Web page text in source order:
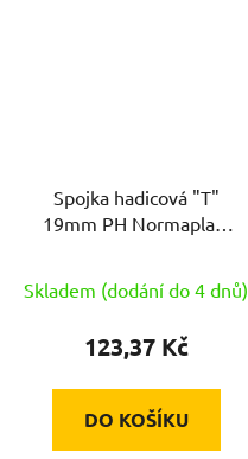
Spojka hadicová "T"
19mm PH Normaplast
Skladem (dodání do 4 dnů)
123,37 Kč
DO KOŠÍKU